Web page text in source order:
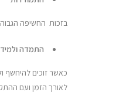
בזכות החשיפה
התמדה
כאשר זוכים להיחשף
לאורך הזמן ועם